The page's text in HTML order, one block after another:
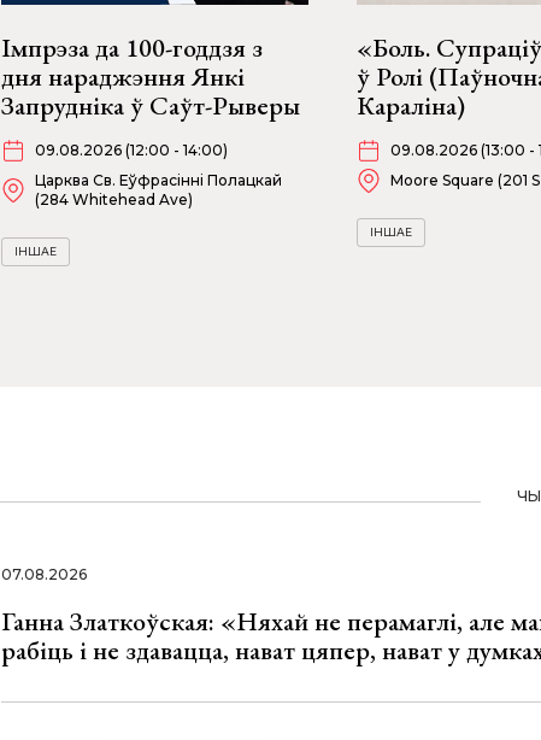
Імпрэза да 100-годдзя з
дня нараджэння Янкі
Запрудніка ў Саўт-Рыверы
09.08.2026 (12:00 - 14:00)
Царква Св. Еўфрасінні Полацкай
(284 Whitehead Ave)
ІНШАЕ
«Боль.
ў Ролі
Караліна)
09.08.2026 (13:00 -
Moore Square (201
ІНШАЕ
07.08.2026
Ганна Златкоўская: «Няхай не перамаглі, але
рабіць і не здавацца, нават цяпер, нават у